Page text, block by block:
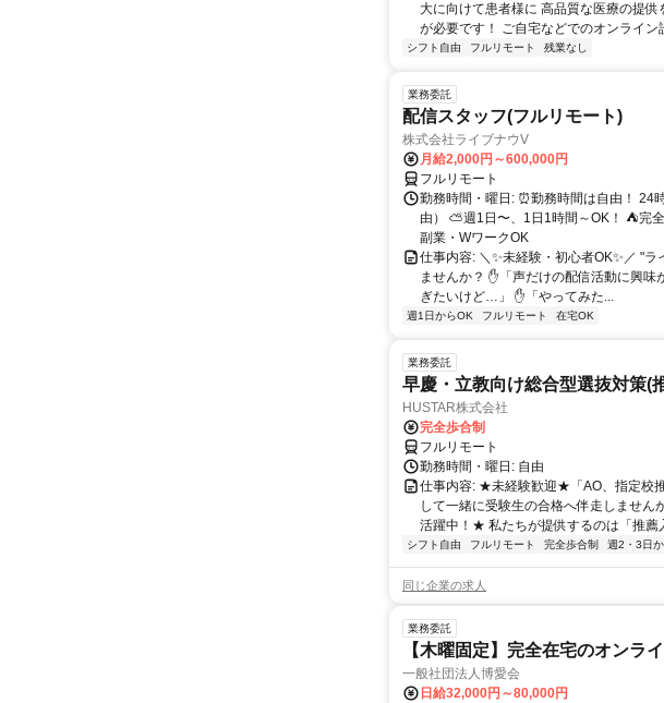
大に向けて患者様に 高品質な医療の提
が必要です！ ご自宅などでのオンライン
シフト自由 フルリモート 残業なし
業務委託
配信スタッフ(フルリモート)
株式会社ライブナウV
月給2,000円～600,000円
フルリモート
勤務時間・曜日: ⏰勤務時間は自由！ 24
由） ⛅週1日〜、1日1時間～OK！ ⛺完
副業・WワークOK
仕事内容: ＼✨未経験・初心者OK✨／ "
ませんか？ ✋「声だけの配信活動に興
ぎたいけど…」 ✋「やってみた...
週1日からOK フルリモート 在宅OK
業務委託
早慶・立教向け総合型選抜対策(
HUSTAR株式会社
完全歩合制
フルリモート
勤務時間・曜日: 自由
仕事内容: ★未経験歓迎★「AO、指定校
して一緒に受験生の合格へ伴走しませ
活躍中！★ 私たちが提供するのは「推薦
シフト自由 フルリモート 完全歩合制 週2・3日
同じ企業の求人
業務委託
【木曜固定】完全在宅のオンラ
一般社団法人博愛会
日給32,000円～80,000円